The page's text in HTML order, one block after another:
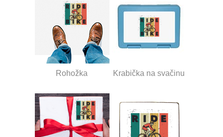
Rohožka Krabička na svačinu